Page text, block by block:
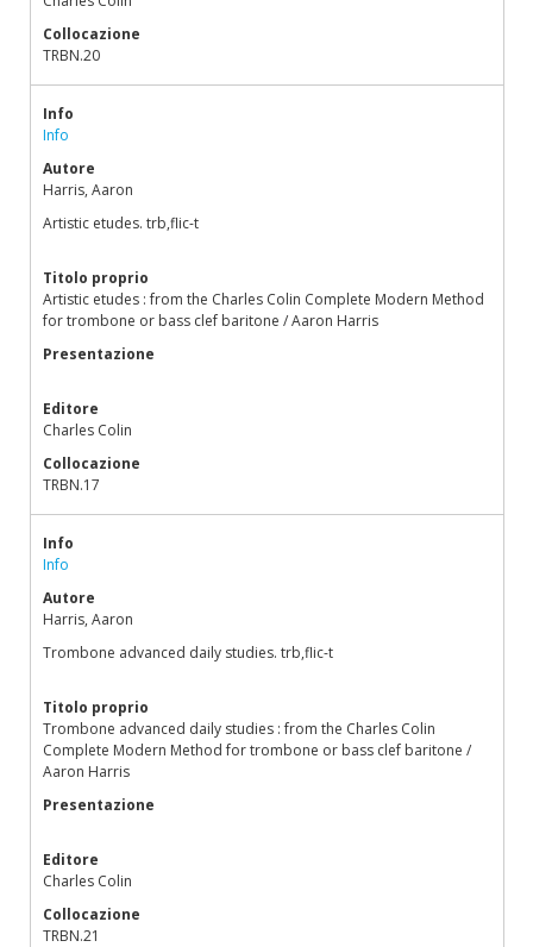
Collocazione
TRBN.20
Info
Info
Autore
Harris, Aaron
Artistic etudes. trb,flic-t
Titolo proprio
Artistic etudes : from the Charles Colin Complete Modern Method
for trombone or bass clef baritone / Aaron Harris
Presentazione
Editore
Charles Colin
Collocazione
TRBN.17
Info
Info
Autore
Harris, Aaron
Trombone advanced daily studies. trb,flic-t
Titolo proprio
Trombone advanced daily studies : from the Charles Colin
Complete Modern Method for trombone or bass clef baritone /
Aaron Harris
Presentazione
Editore
Charles Colin
Collocazione
TRBN.21